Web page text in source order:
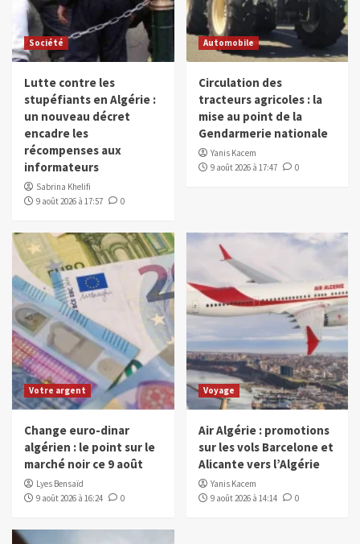
Société
Lutte contre les
stupéfiants en Algérie :
un nouveau décret
encadre les
récompenses aux
informateurs
Sabrina Khelifi
9 août 2026 à 17:57
0
Automobile
Circulation des
tracteurs agricoles : la
mise au point de la
Gendarmerie nationale
Yanis Kacem
9 août 2026 à 17:47
0
Votre argent
Change euro-dinar
algérien : le point sur le
marché noir ce 9 août
Lyes Bensaïd
9 août 2026 à 16:24
0
Voyage
Air Algérie : promotions
sur les vols Barcelone et
Alicante vers l’Algérie
Yanis Kacem
9 août 2026 à 14:14
0